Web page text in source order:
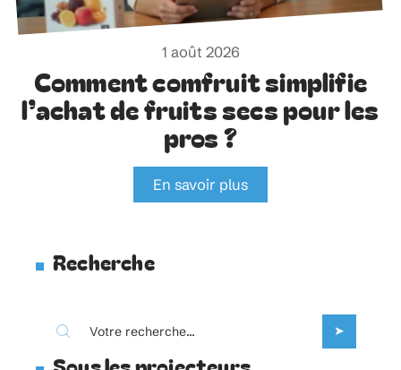
1 août 2026
Comment comfruit simplifie
l’achat de fruits secs pour les
pros ?
En savoir plus
Recherche